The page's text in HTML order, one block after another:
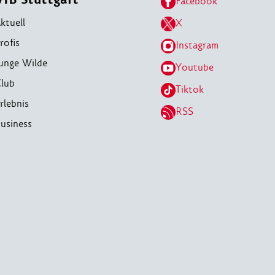
Wilde
X
Instagram
Youtube
Tiktok
RSS